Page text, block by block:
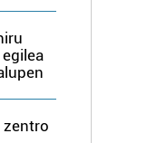
zentro